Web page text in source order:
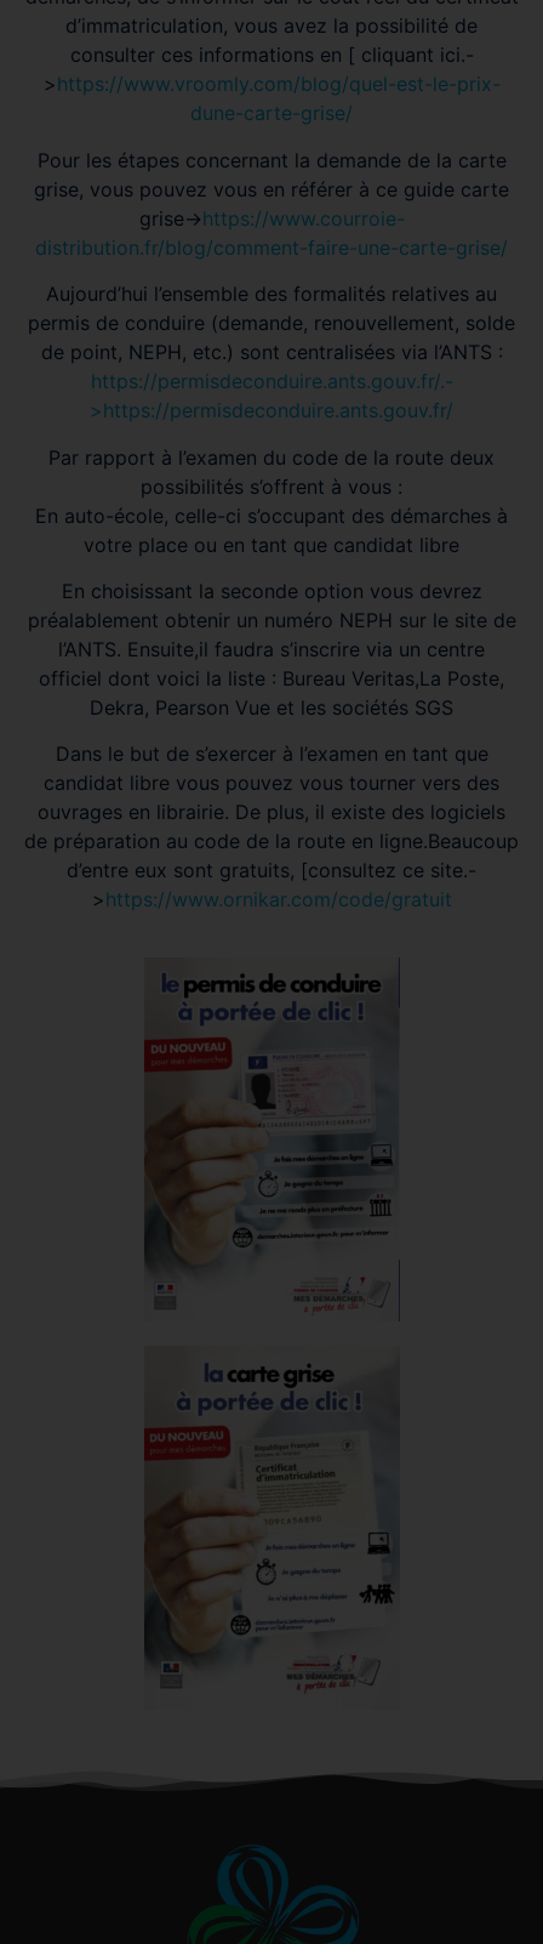
d’immatriculation, vous avez la possibilité de
consulter ces informations en [ cliquant ici.-
>https://www.vroomly.com/blog/quel-est-le-prix-
dune-carte-grise/
Pour les étapes concernant la demande de la carte
grise, vous pouvez vous en référer à ce guide carte
grise->https://www.courroie-
distribution.fr/blog/comment-faire-une-carte-grise/
Aujourd’hui l’ensemble des formalités relatives au
permis de conduire (demande, renouvellement, solde
de point, NEPH, etc.) sont centralisées via l’ANTS :
https://permisdeconduire.ants.gouv.fr/.-
>https://permisdeconduire.ants.gouv.fr/
Par rapport à l’examen du code de la route deux
possibilités s’offrent à vous :
En auto-école, celle-ci s’occupant des démarches à
votre place ou en tant que candidat libre
En choisissant la seconde option vous devrez
préalablement obtenir un numéro NEPH sur le site de
l’ANTS. Ensuite,il faudra s’inscrire via un centre
officiel dont voici la liste : Bureau Veritas,La Poste,
Dekra, Pearson Vue et les sociétés SGS
Dans le but de s’exercer à l’examen en tant que
candidat libre vous pouvez vous tourner vers des
ouvrages en librairie. De plus, il existe des logiciels
de préparation au code de la route en ligne.Beaucoup
d’entre eux sont gratuits, [consultez ce site.-
>https://www.ornikar.com/code/gratuit